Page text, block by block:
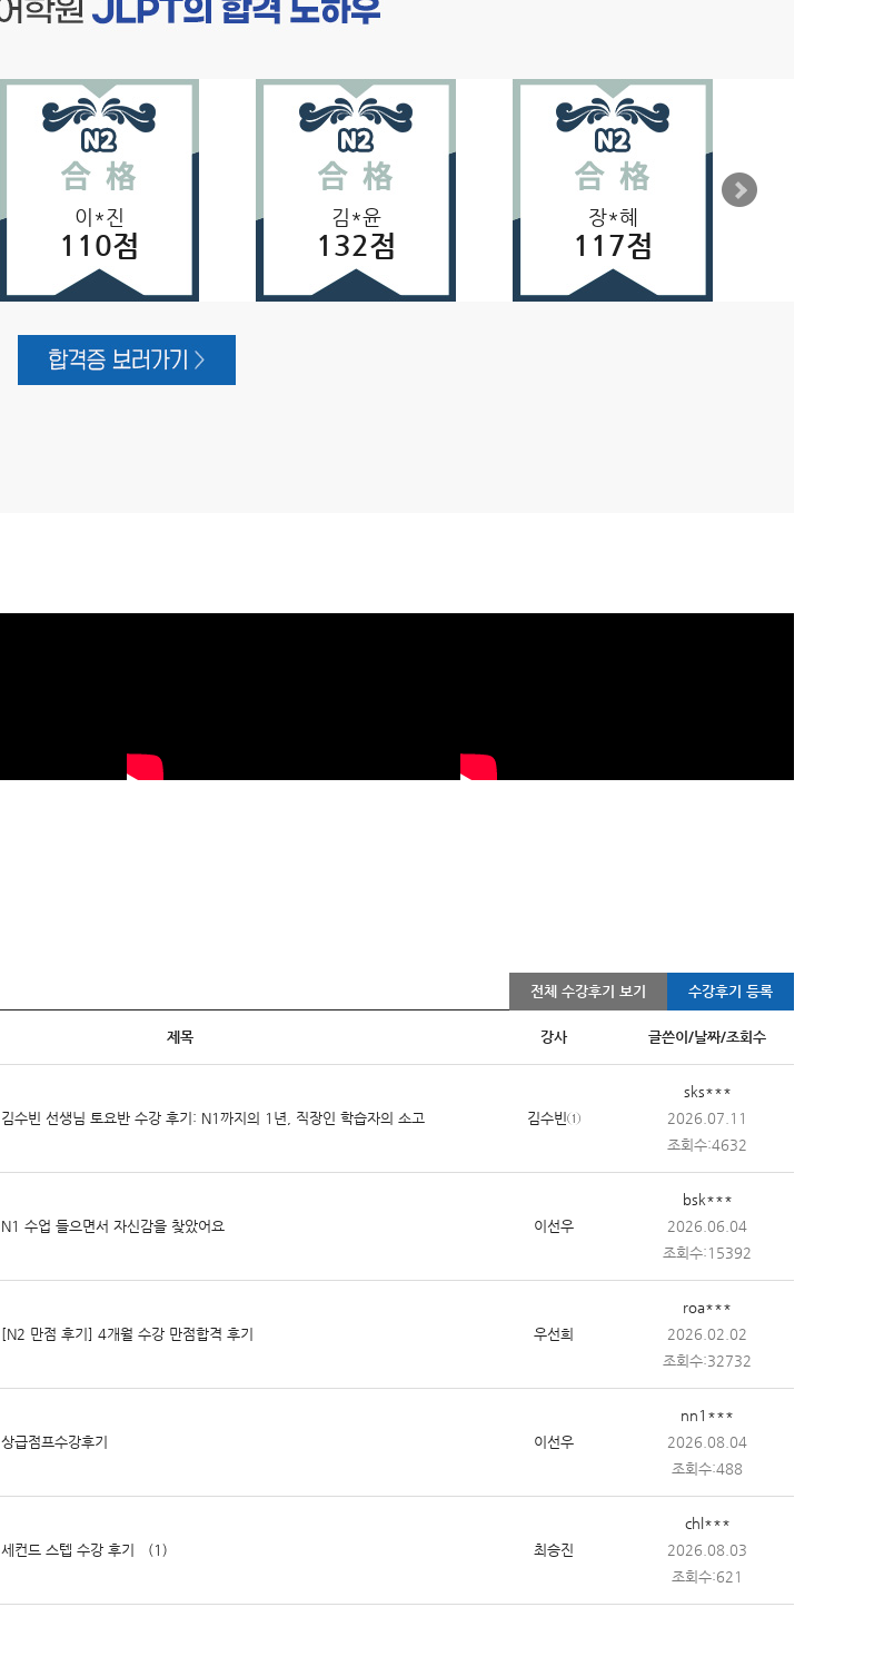
이*진
110점
김*윤
132점
장*혜
117점
수강후기 등록
전체 수강후기 보기
제목 강사 글쓴이/날짜/조회수
김수빈 선생님 토요반 수강 후기: N1까지의 1년, 직장인 학습자의 소고 김수빈①
sks***
2026.07.11
조회수:4632
N1 수업 들으면서 자신감을 찾았어요 이선우
bsk***
2026.06.04
조회수:15392
[N2 만점 후기] 4개월 수강 만점합격 후기 우선희
roa***
2026.02.02
조회수:32732
상급점프수강후기 이선우
nn1***
2026.08.04
조회수:488
세컨드 스텝 수강 후기 (1) 최승진
chl***
2026.08.03
조회수:621